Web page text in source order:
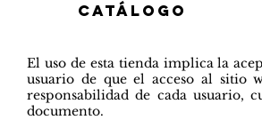
CATÁLOGO
El uso de esta tienda implica la
usuario de que el acceso al sitio
responsabilidad de cada usuario,
documento.